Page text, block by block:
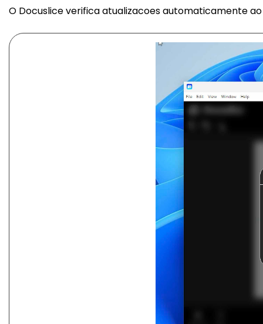
O Docuslice verifica atualizacoes automaticamente